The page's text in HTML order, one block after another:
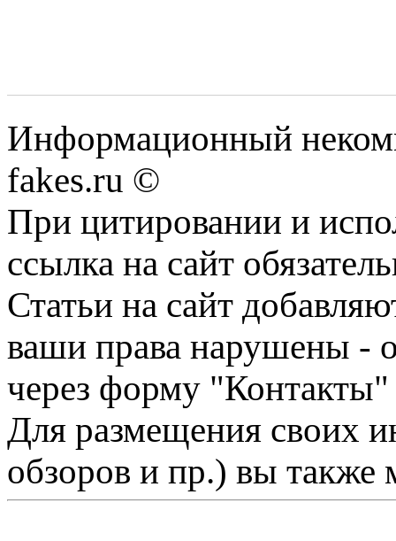
Информационный
fakes.ru ©
При цитировании и
ссылка на сайт
Статьи на сайт
ваши права нарушены -
через форму "Контакты"
Для размещения своих
обзоров и пр.) вы также